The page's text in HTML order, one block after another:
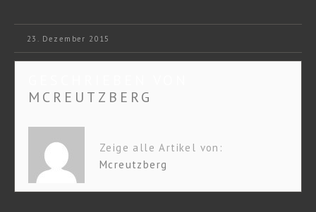
23. Dezember 2015
MCREUTZBERG
Zeige alle Artikel von:
Mcreutzberg